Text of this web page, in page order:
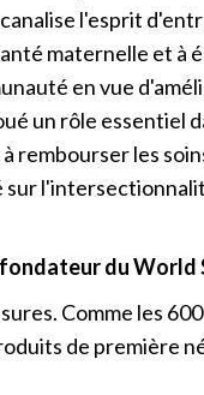
l'esprit
maternelle et à
en vue
un rôle essentiel
les
du World
Comme les
de première